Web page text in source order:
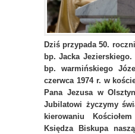
Dziś przypada 50.
bp. Jacka
bp. warmińskiego
czerwca 1974 r. w
Pana Jezusa w
Jubilatowi życzymy
kierowaniu
Księdza Biskupa